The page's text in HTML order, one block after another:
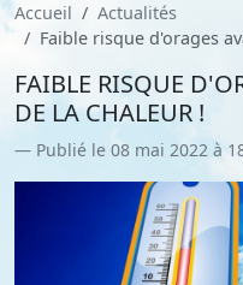
Accueil
Actualités
Faible risque d'orages
FAIBLE RISQUE
DE LA CHALEUR !
Publié le 08 mai 2022 à